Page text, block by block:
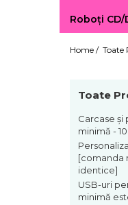
Roboți CD/
Home / Toate
Toate
Carcase și
minimă -
[comanda
identice]
USB-uri
minimă